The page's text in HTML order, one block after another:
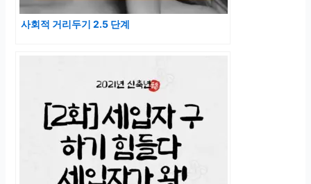
사회적 거리두기 2.5 단계